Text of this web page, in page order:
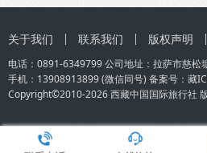
关于我们 联系我们 版权声明
电话：0891-6349799 公司地址：拉萨市慈松
手机： 13908913899(微信同号) 备案号： 藏
Copyright©2010-2026西藏中国国际旅行社